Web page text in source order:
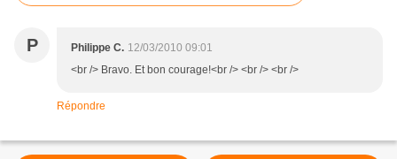
P Philippe C. 12/03/2010 09:01
<br /> Bravo. Et bon courage!<br /> <br /> <br />
Répondre